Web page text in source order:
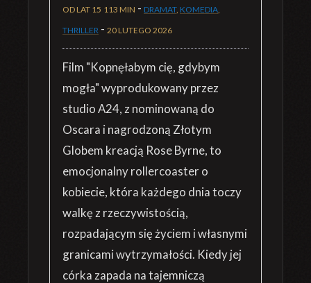
OD LAT 15 113 MIN - DRAMAT, KOMEDIA,
THRILLER - 20 LUTEGO 2026
Film "Kopnęłabym cię, gdybym
mogła" wyprodukowany przez
studio A24, z nominowaną do
Oscara i nagrodzoną Złotym
Globem kreacją Rose Byrne, to
emocjonalny rollercoaster o
kobiecie, która każdego dnia toczy
walkę z rzeczywistością,
rozpadającym się życiem i własnymi
granicami wytrzymałości. Kiedy jej
córka zapada na tajemniczą